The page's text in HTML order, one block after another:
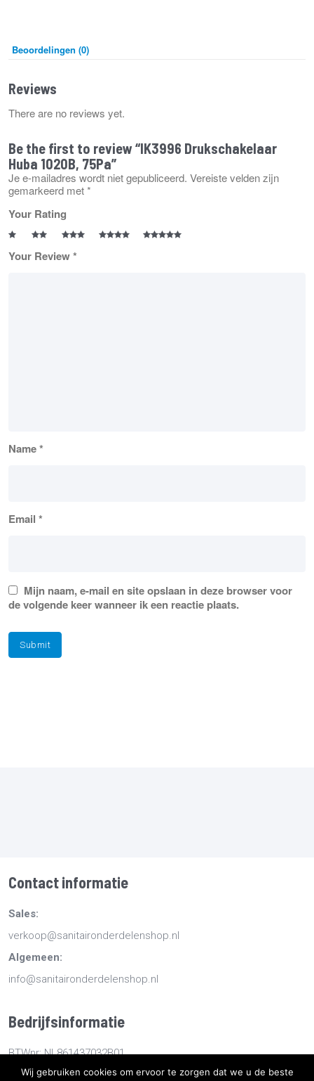
Beoordelingen (0)
Reviews
There are no reviews yet.
Be the first to review “IK3996 Drukschakelaar
Huba 1020B, 75Pa”
Je e-mailadres wordt niet gepubliceerd. Vereiste velden zijn
gemarkeerd met*
Your Rating
Your Review*
Name*
Email *
Mijn naam, e-mail en site opslaan in deze browser voor
de volgende keer wanneer ik een reactie plaats.
Contact informatie
Sales:
verkoop@sanitaironderdelenshop.nl
Algemeen:
info@sanitaironderdelenshop.nl
Bedrijfsinformatie
BTWnr: NL861437032B01
KvKnr: 78527112
Wij gebruiken cookies om ervoor te zorgen dat we u de beste